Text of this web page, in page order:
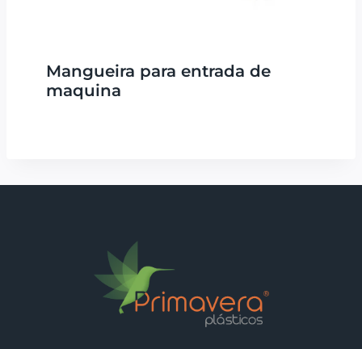
Mangueira para entrada de
maquina